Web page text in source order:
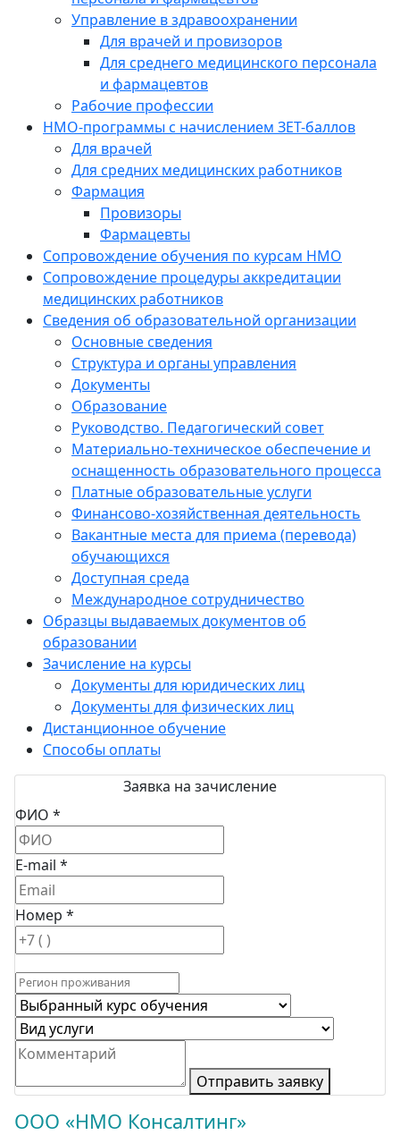
Управление в здравоохранении
Для врачей и провизоров
Для среднего медицинского персонала
и фармацевтов
Рабочие профессии
НМО-программы с начислением ЗЕТ-баллов
Для врачей
Для средних медицинских работников
Фармация
Провизоры
Фармацевты
Сопровождение обучения по курсам НМО
Сопровождение процедуры аккредитации
медицинских работников
Сведения об образовательной организации
Основные сведения
Структура и органы управления
Документы
Образование
Руководство. Педагогический совет
Материально-техническое обеспечение и
оснащенность образовательного процесса
Платные образовательные услуги
Финансово-хозяйственная деятельность
Вакантные места для приема (перевода)
обучающихся
Доступная среда
Международное сотрудничество
Образцы выдаваемых документов об
образовании
Зачисление на курсы
Документы для юридических лиц
Документы для физических лиц
Дистанционное обучение
Способы оплаты
Заявка на зачисление
ФИО *
E-mail *
Номер *
Отправить заявку
ООО «НМО Консалтинг»